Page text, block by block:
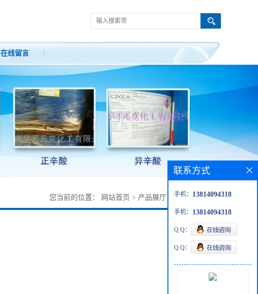
在线留言
您当前的位置： 网站首页 > 产品展厅 试剂> 丙二酰氯
联系方式
手机： 13814094318
手机： 13814094318
Q Q：
Q Q：